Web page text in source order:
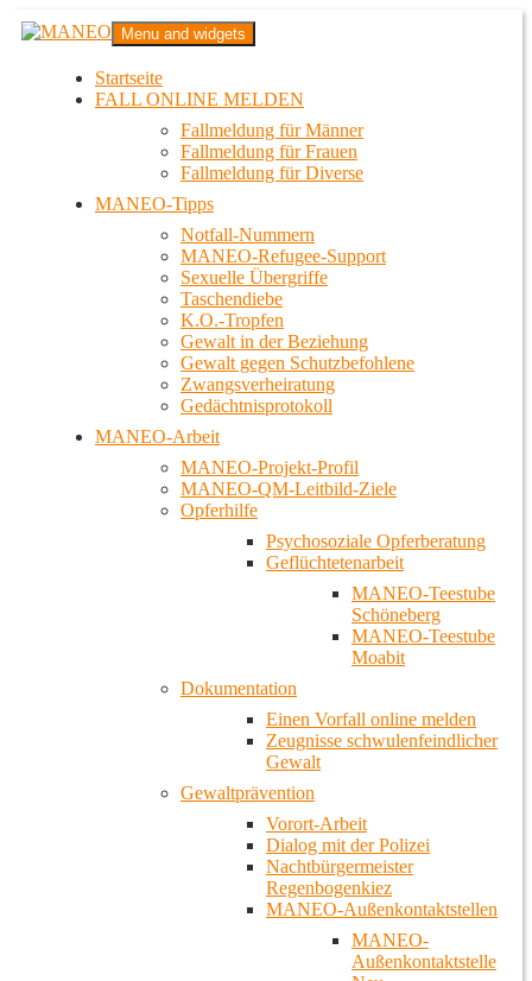
Zum
InhaltMANEO
Das schwule Anti-Gewalt-Projekt in Berlin
Menu and widgets
Startseite
FALL ONLINE MELDEN
Fallmeldung für Männer
Fallmeldung für Frauen
Fallmeldung für Diverse
MANEO-Tipps
Notfall-Nummern
MANEO-Refugee-Support
Sexuelle Übergriffe
Taschendiebe
K.O.-Tropfen
Gewalt in der Beziehung
Gewalt gegen Schutzbefohlene
Zwangsverheiratung
Gedächtnisprotokoll
MANEO-Arbeit
MANEO-Projekt-Profil
MANEO-QM-Leitbild-Ziele
Opferhilfe
Psychosoziale Opferberatung
Geflüchtetenarbeit
MANEO-Teestube
Schöneberg
MANEO-Teestube
Moabit
Dokumentation
Einen Vorfall online melden
Zeugnisse schwulenfeindlicher
Gewalt
Gewaltprävention
Vorort-Arbeit
Dialog mit der Polizei
Nachtbürgermeister
Regenbogenkiez
MANEO-Außenkontaktstellen
MANEO-
Außenkontaktstelle